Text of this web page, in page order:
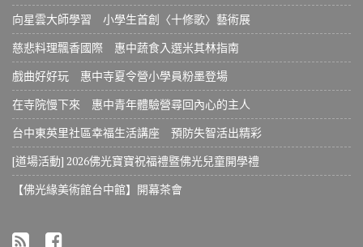
向星雲大師學習 小學生首創〈十修歌〉藝術展
慈悲料理飄香國際 惠中蔬食入選米其林指南
戲曲好好玩 惠中寺夏令營小學員粉墨登場
在寺院慢下來 惠中青年體驗營尋回內心的主人
台中東英里社區幸福生活講座 預防失智活出精彩
[道場活動] 2026佛光寶寶祝福禮暨佛光兒童開學禮
【佛光緣美術館台中館】開幕茶會